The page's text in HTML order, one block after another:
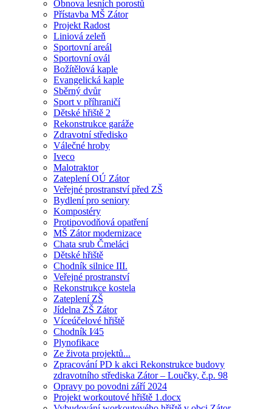
Obnova lesních porostů
Přístavba MŠ Zátor
Projekt Radost
Liniová zeleň
Sportovní areál
Sportovní ovál
Božítělová kaple
Evangelická kaple
Sběrný dvůr
Sport v příhraničí
Dětské hřiště 2
Rekonstrukce garáže
Zdravotní středisko
Válečné hroby
Iveco
Malotraktor
Zateplení OÚ Zátor
Veřejné prostranství před ZŠ
Bydlení pro seniory
Kompostéry
Protipovodňová opatření
MŠ Zátor modernizace
Chata srub Čmeláci
Dětské hřiště
Chodník silnice III.
Veřejné prostranství
Rekonstrukce kostela
Zateplení ZŠ
Jídelna ZŠ Zátor
Víceúčelové hřiště
Chodník I⁄45
Plynofikace
Ze života projektů...
Zpracování PD k akci Rekonstrukce budovy
zdravotního střediska Zátor – Loučky, č.p. 98
Opravy po povodni září 2024
Projekt workoutové hřiště 1.docx